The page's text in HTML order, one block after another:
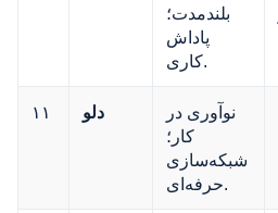
بلندمدت؛
پاداش
کاری.
۱۱ دلو
نوآوری در
کار؛
شبکه‌سازی
حرفه‌ای.